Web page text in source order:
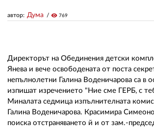
автор: Дума visibility 769
Директорът на Обединения детски
Янева и вече освободената от поста
непълнолетни Галина Воденичарова са в
изпишат изречението "Ние сме ГЕРБ, с
Миналата седмица изпълнителната
Галина Воденичарова. Красимира
поиска отстраняването й и от зам.-